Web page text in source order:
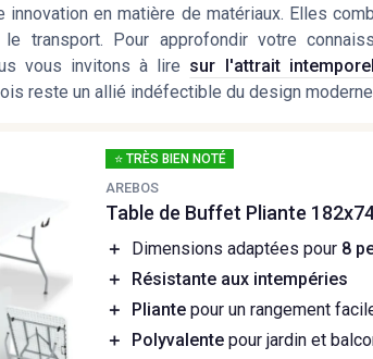
en matière de matériaux. Elles
transport. Pour approfondir votre
vous invitons à lire sur l'attrait
reste un allié indéfectible du design
⭐ TRÈS BIEN NOTÉ
AREBOS
Table de Buffet Pliante
＋ Dimensions adaptées pour 8
＋
Résistante aux intempéries
＋
Pliante pour un rangement
＋
Polyvalente pour jardin et